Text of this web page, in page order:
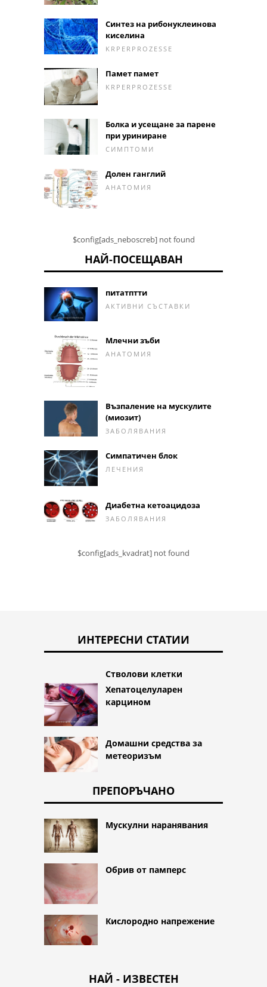
Синтез на рибонуклеинова
киселина
KRPERPROZESSE
Памет памет
KRPERPROZESSE
Болка и усещане за парене
при уриниране
СИМПТОМИ
Долен ганглий
АНАТОМИЯ
$config[ads_neboscreb] not found
НАЙ-ПОСЕЩАВАН
питатптти
АКТИВНИ СЪСТАВКИ
Млечни зъби
АНАТОМИЯ
Възпаление на мускулите
(миозит)
ЗАБОЛЯВАНИЯ
Симпатичен блок
ЛЕЧЕНИЯ
Диабетна кетоацидоза
ЗАБОЛЯВАНИЯ
$config[ads_kvadrat] not found
ИНТЕРЕСНИ СТАТИИ
Стволови клетки
Хепатоцелуларен
карцином
Домашни средства за
метеоризъм
ПРЕПОРЪЧАНО
Мускулни наранявания
Обрив от памперс
Кислородно напрежение
НАЙ - ИЗВЕСТЕН